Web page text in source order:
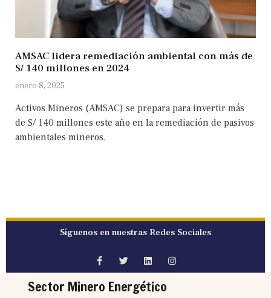
AMSAC lidera remediación ambiental con más de
S/ 140 millones en 2024
enero 8, 2025
Activos Mineros (AMSAC) se prepara para invertir más
de S/ 140 millones este año en la remediación de pasivos
ambientales mineros,
Síguenos en nuestras Redes Sociales
Sector Minero Energético